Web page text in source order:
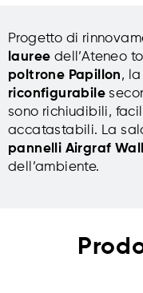
Progetto di
lauree dell’Ateneo
poltrone Papillon, la
riconfigurabile
sono richiudibili,
accatastabili. La
pannelli Airgraf Wall
dell’ambiente.